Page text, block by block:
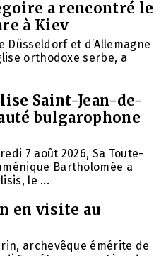
a rencontré le
à Kiev
Düsseldorf et d’Allemagne
orthodoxe serbe, a
Saint-Jean-de-
bulgarophone
7 août 2026, Sa Toute-
Bartholomée a
le ...
en visite au
archevêque émérite de